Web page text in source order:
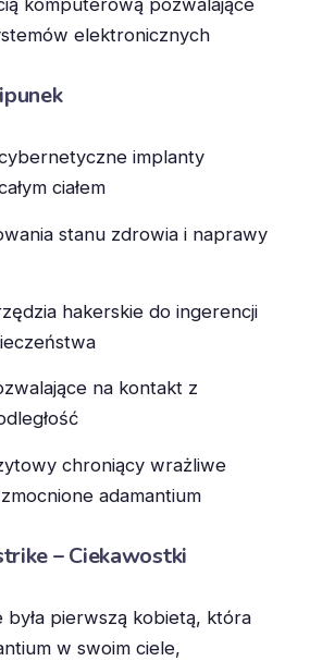
elektronicznych
implanty
ciałem
stanu zdrowia i naprawy
hakerskie do ingerencji
na kontakt z
chroniący wrażliwe
adamantium
– Ciekawostki
była pierwszą kobietą, która
w swoim ciele,